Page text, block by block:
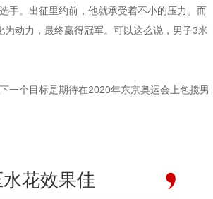
。出征里约前，他就承受着不小的压力。而
动力，最终赢得冠军。可以这么说，男子3米
个目标是期待在2020年东京奥运会上包揽男
花效果佳